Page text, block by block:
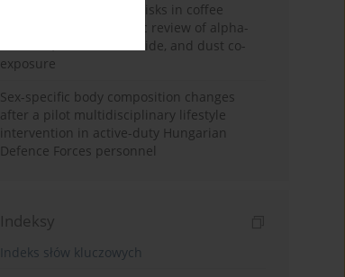
Synergistic respiratory risks in coffee
processing: a systematic review of alpha-
diketone, carbon monoxide, and dust co-
exposure
Sex-specific body composition changes
after a pilot multidisciplinary lifestyle
intervention in active-duty Hungarian
Defence Forces personnel
Indeksy
Indeks słów kluczowych